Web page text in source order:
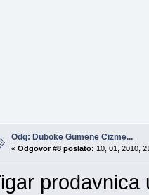
Odg: Duboke Gumene Cizme...
« Odgovor #8 poslato: 10, 01, 2010,
prodavnica